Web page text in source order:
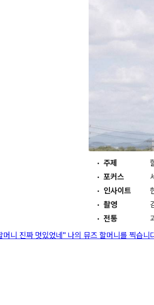
주제
포커스
인사이트
촬영
전통
머니 진짜 멋있었네" 나의 뮤즈 할머니를 찍습니